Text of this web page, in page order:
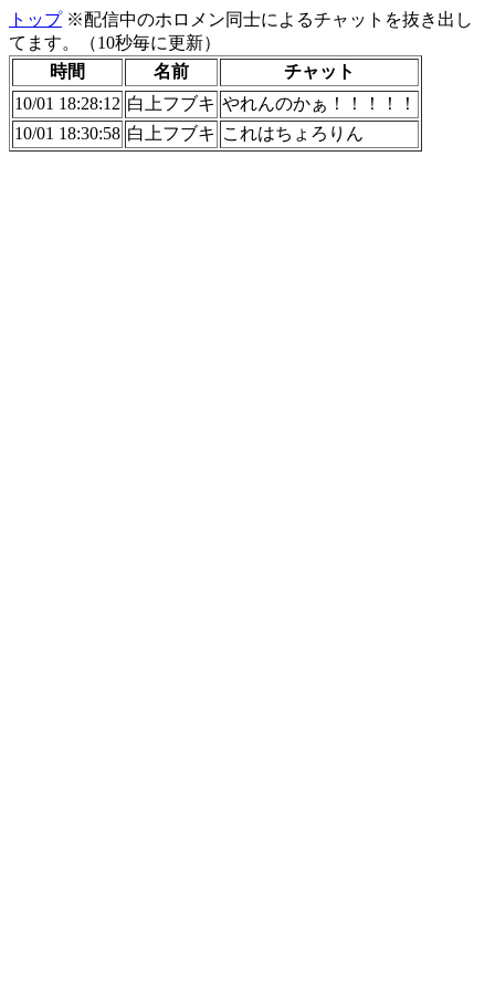
トップ※配信中のホロメン同士によるチャットを抜き出し
てます。（10秒毎に更新）
時間
名前
チャット
10/01 18:28:12 白上フブキ やれんのかぁ！！！！！
10/01 18:30:58 白上フブキ これはちょろりん